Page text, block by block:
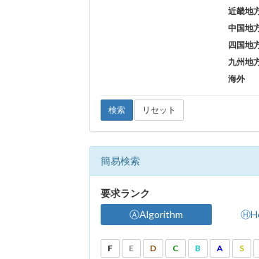
近畿地
中国地
四国地
九州地
海外
検索 リセット
簡易検索
要求ランク
ⒶAlgorithm
F E D C B A S